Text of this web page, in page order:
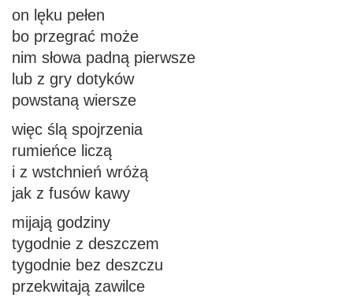
on lęku pełen
bo przegrać może
nim słowa padną pierwsze
lub z gry dotyków
powstaną wiersze
więc ślą spojrzenia
rumieńce liczą
i z wstchnień wróżą
jak z fusów kawy
mijają godziny
tygodnie z deszczem
tygodnie bez deszczu
przekwitają zawilce